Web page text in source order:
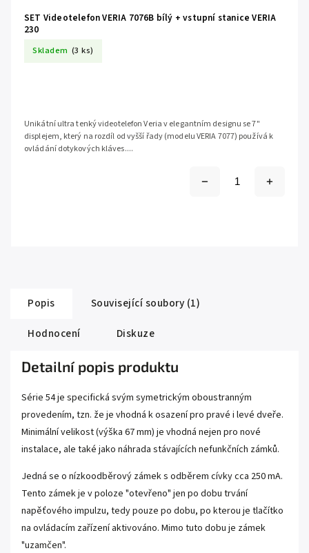
SET Videotelefon VERIA 7076B bílý + vstupní stanice VERIA
230
Skladem (3 ks)
Unikátní ultra tenký videotelefon Veria v elegantním designu se 7"
displejem, který na rozdíl od vyšší řady (modelu VERIA 7077) používá k
ovládání dotykových kláves....
Popis
Související soubory (1)
Hodnocení
Diskuze
Detailní popis produktu
Série 54 je specifická svým symetrickým oboustranným
provedením, tzn. že je vhodná k osazení pro pravé i levé dveře.
Minimální velikost (výška 67 mm) je vhodná nejen pro nové
instalace, ale také jako náhrada stávajících nefunkčních zámků.
Jedná se o nízkoodběrový zámek s odběrem cívky cca 250 mA.
Tento zámek je v poloze "otevřeno" jen po dobu trvání
napěťového impulzu, tedy pouze po dobu, po kterou je tlačítko
na ovládacím zařízení aktivováno. Mimo tuto dobu je zámek
"uzamčen".